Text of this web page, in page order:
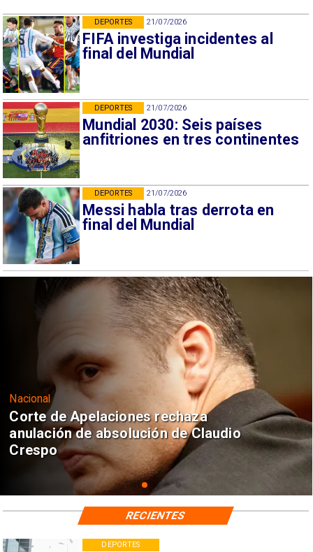
21/07/2026
FIFA investiga incidentes al
final del Mundial
DEPORTES
21/07/2026
Mundial 2030: Seis países
anfitriones en tres continentes
DEPORTES
21/07/2026
Messi habla tras derrota en
final del Mundial
DEPORTES
Nacional
Corte de Apelaciones rechaza
anulación de absolución de Claudio
Crespo
DEPORTES
RECIENTES